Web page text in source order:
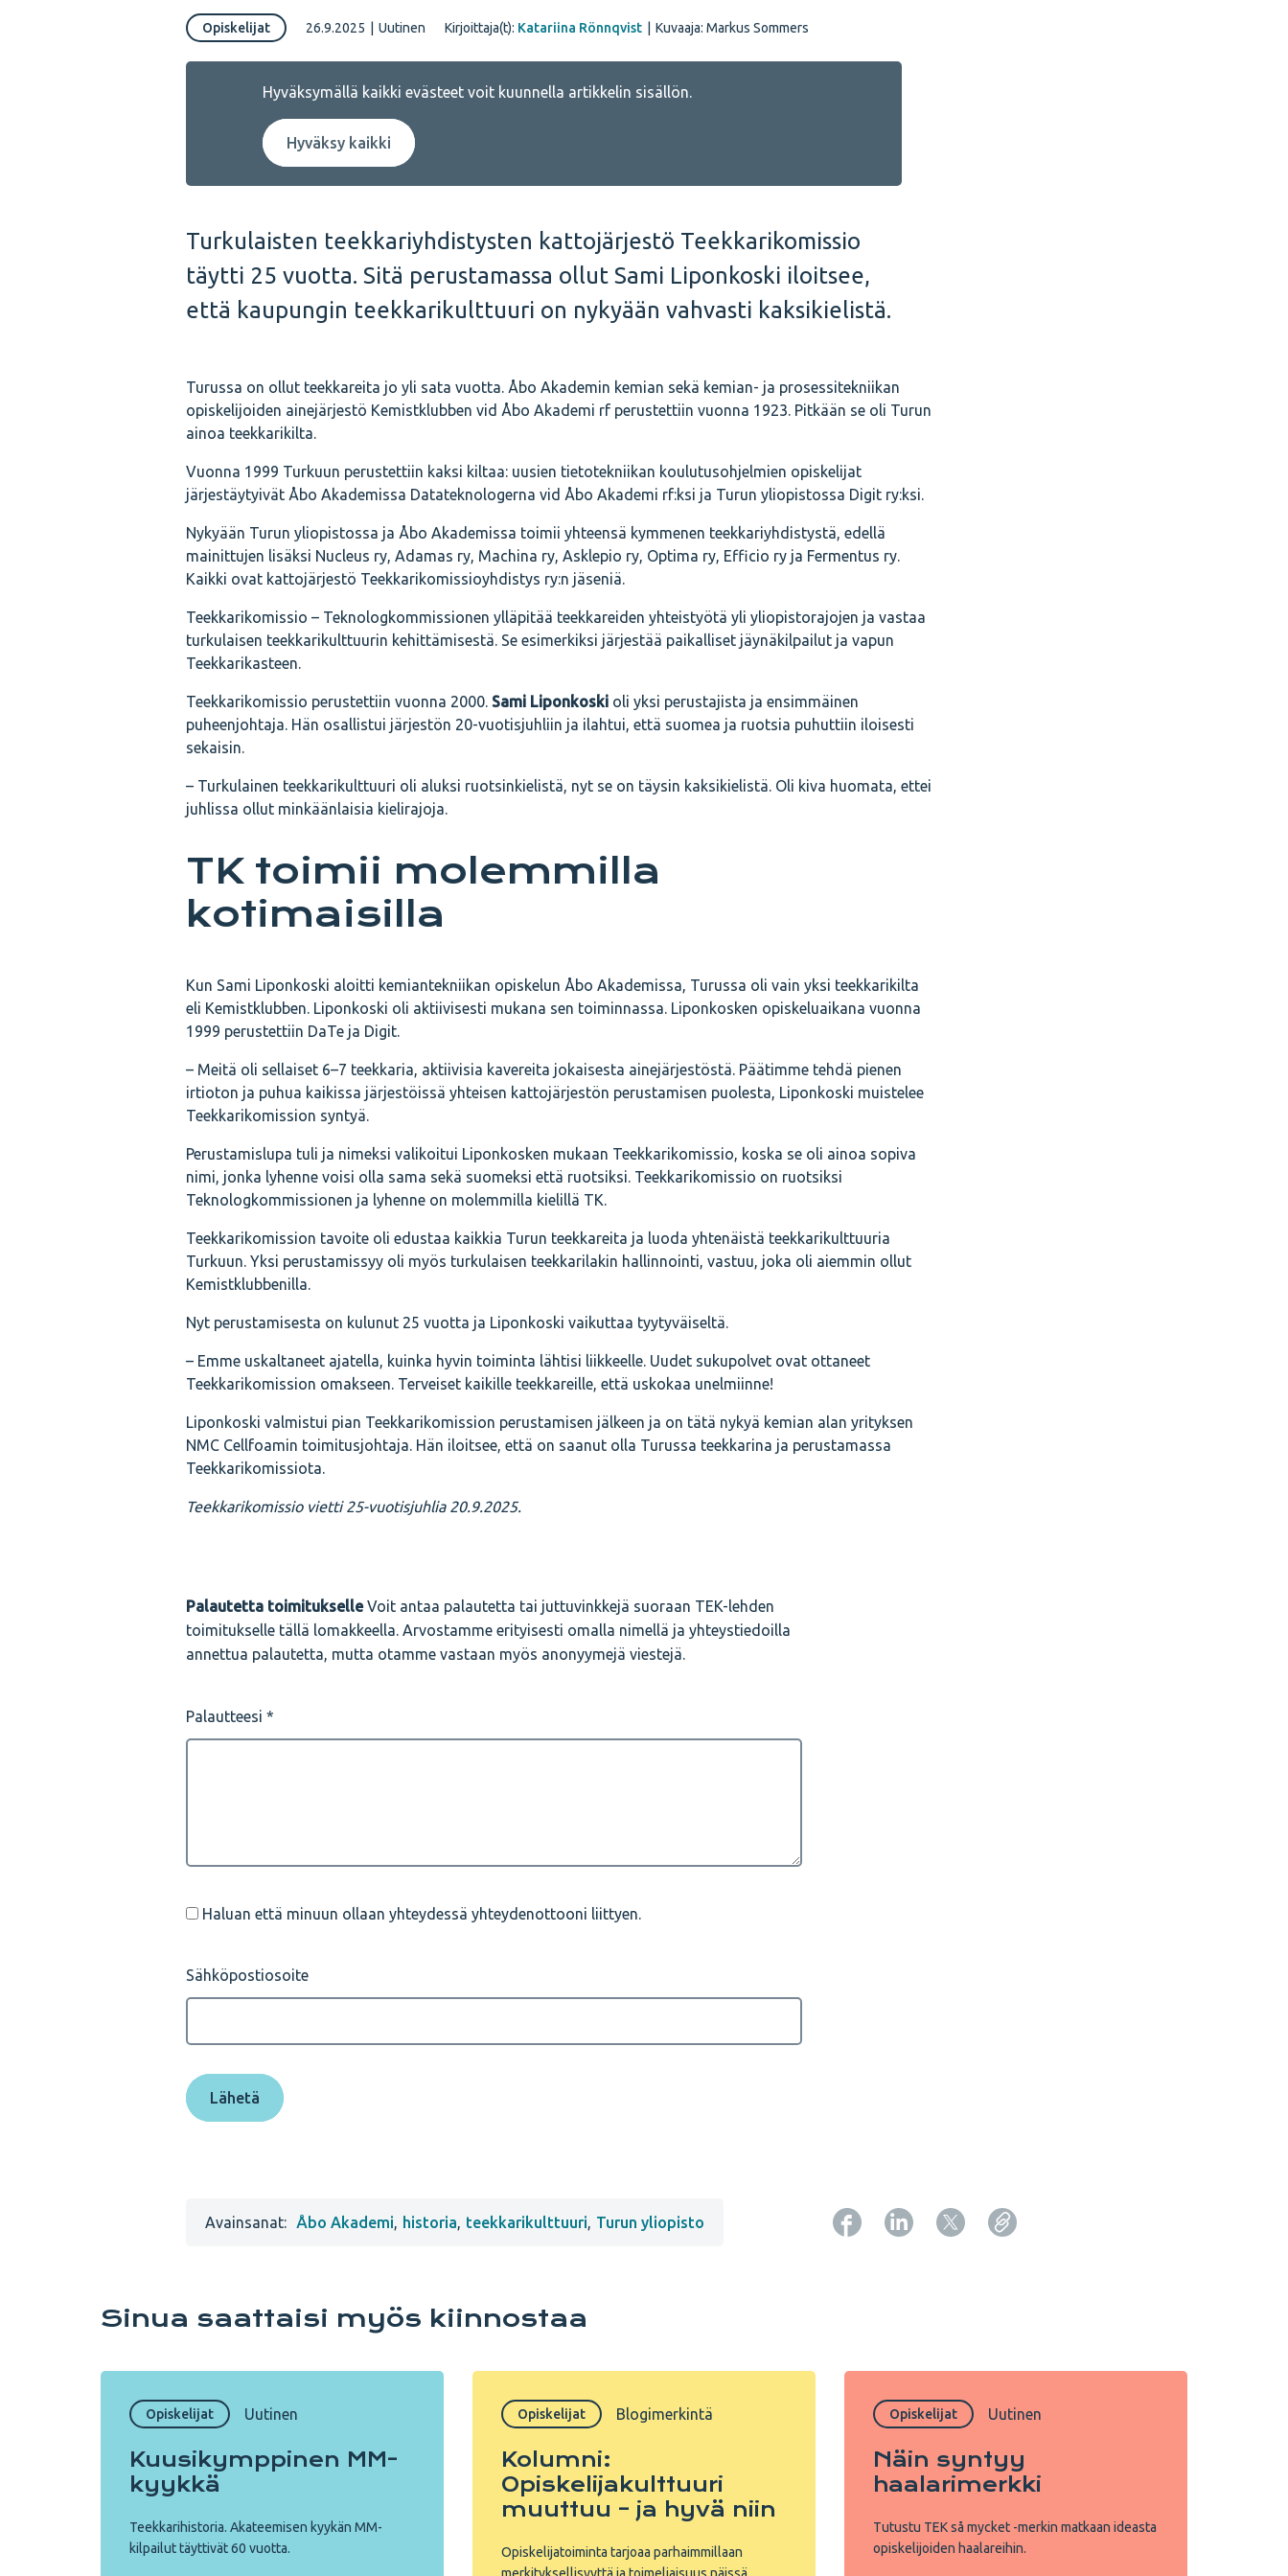
Opiskelijat 26.9.2025 Uutinen Kirjoittaja(t): Katariina Rönnqvist Kuvaaja: Markus Sommers
Hyväksymällä kaikki evästeet voit kuunnella artikkelin sisällön.
Hyväksy kaikki
Turkulaisten teekkariyhdistysten kattojärjestö Teekkarikomissio
täytti 25 vuotta. Sitä perustamassa ollut Sami Liponkoski iloitsee,
että kaupungin teekkarikulttuuri on nykyään vahvasti kaksikielistä.
Turussa on ollut teekkareita jo yli sata vuotta. Åbo Akademin kemian sekä kemian- ja prosessitekniikan
opiskelijoiden ainejärjestö Kemistklubben vid Åbo Akademi rf perustettiin vuonna 1923. Pitkään se oli Turun
ainoa teekkarikilta.
Vuonna 1999 Turkuun perustettiin kaksi kiltaa: uusien tietotekniikan koulutusohjelmien opiskelijat
järjestäytyivät Åbo Akademissa Datateknologerna vid Åbo Akademi rf:ksi ja Turun yliopistossa Digit ry:ksi.
Nykyään Turun yliopistossa ja Åbo Akademissa toimii yhteensä kymmenen teekkariyhdistystä, edellä
mainittujen lisäksi Nucleus ry, Adamas ry, Machina ry, Asklepio ry, Optima ry, Efficio ry ja Fermentus ry.
Kaikki ovat kattojärjestö Teekkarikomissioyhdistys ry:n jäseniä.
Teekkarikomissio – Teknologkommissionen ylläpitää teekkareiden yhteistyötä yli yliopistorajojen ja vastaa
turkulaisen teekkarikulttuurin kehittämisestä. Se esimerkiksi järjestää paikalliset jäynäkilpailut ja vapun
Teekkarikasteen.
Teekkarikomissio perustettiin vuonna 2000. Sami Liponkoski oli yksi perustajista ja ensimmäinen
puheenjohtaja. Hän osallistui järjestön 20-vuotisjuhliin ja ilahtui, että suomea ja ruotsia puhuttiin iloisesti
sekaisin.
– Turkulainen teekkarikulttuuri oli aluksi ruotsinkielistä, nyt se on täysin kaksikielistä. Oli kiva huomata, ettei
juhlissa ollut minkäänlaisia kielirajoja.
TK toimii molemmilla
kotimaisilla
Kun Sami Liponkoski aloitti kemiantekniikan opiskelun Åbo Akademissa, Turussa oli vain yksi teekkarikilta
eli Kemistklubben. Liponkoski oli aktiivisesti mukana sen toiminnassa. Liponkosken opiskeluaikana vuonna
1999 perustettiin DaTe ja Digit.
– Meitä oli sellaiset 6–7 teekkaria, aktiivisia kavereita jokaisesta ainejärjestöstä. Päätimme tehdä pienen
irtioton ja puhua kaikissa järjestöissä yhteisen kattojärjestön perustamisen puolesta, Liponkoski muistelee
Teekkarikomission syntyä.
Perustamislupa tuli ja nimeksi valikoitui Liponkosken mukaan Teekkarikomissio, koska se oli ainoa sopiva
nimi, jonka lyhenne voisi olla sama sekä suomeksi että ruotsiksi. Teekkarikomissio on ruotsiksi
Teknologkommissionen ja lyhenne on molemmilla kielillä TK.
Teekkarikomission tavoite oli edustaa kaikkia Turun teekkareita ja luoda yhtenäistä teekkarikulttuuria
Turkuun. Yksi perustamissyy oli myös turkulaisen teekkarilakin hallinnointi, vastuu, joka oli aiemmin ollut
Kemistklubbenilla.
Nyt perustamisesta on kulunut 25 vuotta ja Liponkoski vaikuttaa tyytyväiseltä.
– Emme uskaltaneet ajatella, kuinka hyvin toiminta lähtisi liikkeelle. Uudet sukupolvet ovat ottaneet
Teekkarikomission omakseen. Terveiset kaikille teekkareille, että uskokaa unelmiinne!
Liponkoski valmistui pian Teekkarikomission perustamisen jälkeen ja on tätä nykyä kemian alan yrityksen
NMC Cellfoamin toimitusjohtaja. Hän iloitsee, että on saanut olla Turussa teekkarina ja perustamassa
Teekkarikomissiota.
Teekkarikomissio vietti 25-vuotisjuhlia 20.9.2025.
Palautetta toimitukselleVoit antaa palautetta tai juttuvinkkejä suoraan TEK-lehden
toimitukselle tällä lomakkeella. Arvostamme erityisesti omalla nimellä ja yhteystiedoilla
annettua palautetta, mutta otamme vastaan myös anonyymejä viestejä.
Palautteesi
Haluan että minuun ollaan yhteydessä yhteydenottooni liittyen.
Sähköpostiosoite
Avainsanat: Åbo Akademi, historia, teekkarikulttuuri, Turun yliopisto
Sinua saattaisi myös kiinnostaa
Opiskelijat Uutinen
Kuusi­kymppinen MM-
kyykkä
Teekkarihistoria. Akateemisen kyykän MM-
kilpailut täyttivät 60 vuotta.
Opiskelijat Blogimerkintä
Kolumni:
Opiskelijakulttuuri
muuttuu – ja hyvä niin
Opiskelijatoiminta tarjoaa parhaimmillaan
Opiskelijat Uutinen
Näin syntyy
haalarimerkki
Tutustu TEK så mycket -merkin matkaan ideasta
opiskelijoiden haalareihin.